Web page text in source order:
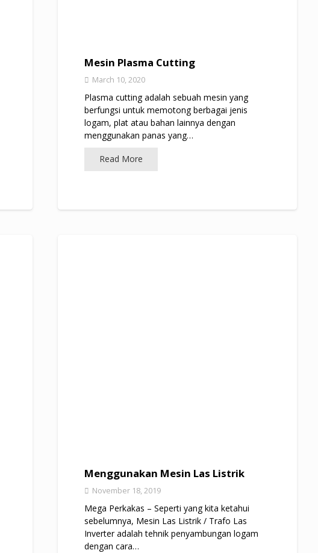
Mesin Plasma Cutting
March 10, 2020
Plasma cutting adalah sebuah mesin yang
berfungsi untuk memotong berbagai jenis
logam, plat atau bahan lainnya dengan
menggunakan panas yang…
Read More
Menggunakan Mesin Las Listrik
November 18, 2019
Mega Perkakas – Seperti yang kita ketahui
sebelumnya, Mesin Las Listrik / Trafo Las
Inverter adalah tehnik penyambungan logam
dengan cara…